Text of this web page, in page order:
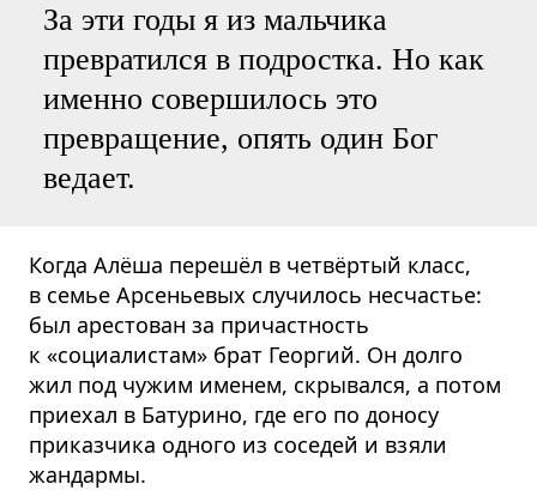
За эти годы я из мальчика
превратился в подростка. Но как
именно совершилось это
превращение, опять один Бог
ведает.
Когда Алёша перешёл в четвёртый класс,
в семье Арсеньевых случилось несчастье:
был арестован за причастность
к «социалистам» брат Георгий. Он долго
жил под чужим именем, скрывался, а потом
приехал в Батурино, где его по доносу
приказчика одного из соседей и взяли
жандармы.